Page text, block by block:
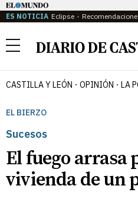
ES NOTICIA Eclipse
Menú
CASTILLA Y LEÓN OPINIÓN LA
EL BIERZO
Sucesos
El fuego arrasa
vivienda de un